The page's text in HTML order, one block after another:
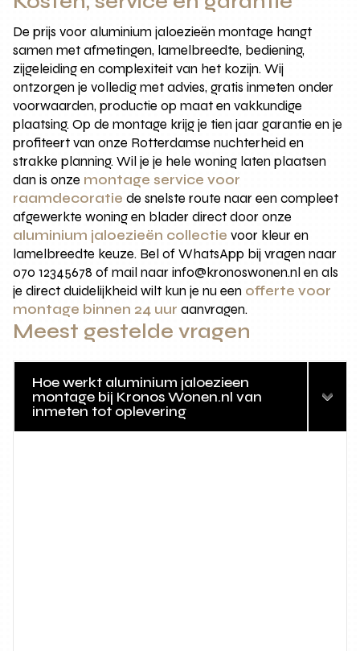
De prijs voor aluminium jaloezieën montage hangt
samen met afmetingen, lamelbreedte, bediening,
zijgeleiding en complexiteit van het kozijn. Wij
ontzorgen je volledig met advies, gratis inmeten onder
voorwaarden, productie op maat en vakkundige
plaatsing. Op de montage krijg je tien jaar garantie en je
profiteert van onze Rotterdamse nuchterheid en
strakke planning. Wil je je hele woning laten plaatsen
dan is onze montage service voor
raamdecoratie de snelste route naar een compleet
afgewerkte woning en blader direct door onze
aluminium jaloezieën collectie voor kleur en
lamelbreedte keuze. Bel of WhatsApp bij vragen naar
070 12345678 of mail naar info@kronoswonen.nl en als
je direct duidelijkheid wilt kun je nu een offerte voor
montage binnen 24 uur aanvragen.
Meest gestelde vragen
Hoe werkt aluminium jaloezieen
montage bij Kronos Wonen.nl van
inmeten tot oplevering